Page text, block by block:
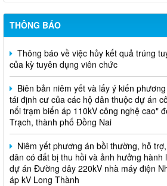
THÔNG BÁO
Niêm yết phương án bồi thường, hỗ trợ,
của kỳ tuyên dụng viên chức
Biên bản niêm yết và lấy ý kiến
tái định cư của các hộ dân thuộc dự án
nối trạm biến áp 110kV công nghệ cao"
Trạch, thành phố Đồng Nai
Niêm yết phương án bồi thường, hỗ
dân có đất bị thu hồi và ảnh hưởng hành
dự án Đường dây 220kV nhà máy điện
áp kV Long Thành